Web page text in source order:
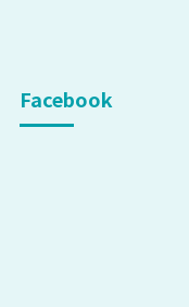
Facebook